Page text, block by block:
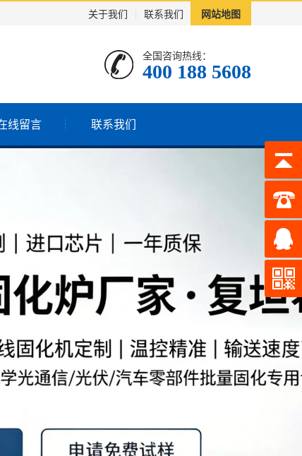
关于我们 联系我们 网站地图
全国咨询热线：
400 188 5608
线留言 联系我们